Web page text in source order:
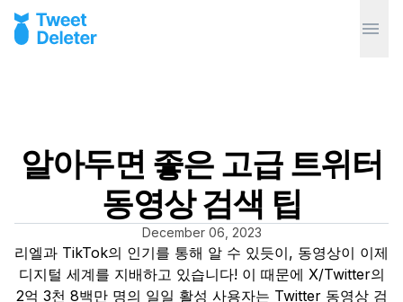
알아두면 좋은 고급 트위터
동영상 검색 팁
December 06, 2023
리엘과 TikTok의 인기를 통해 알 수 있듯이, 동영상이 이제
디지털 세계를 지배하고 있습니다! 이 때문에 X/Twitter의
2억 3천 8백만 명의 일일 활성 사용자는 Twitter 동영상 검